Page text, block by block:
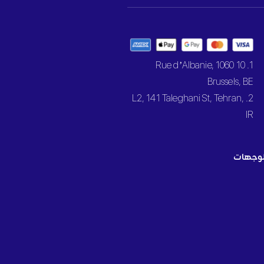
1. 10 Rue d’Albanie, 1060
Brussels, BE
2. L2, 141 Taleghani St, Tehran,
IR